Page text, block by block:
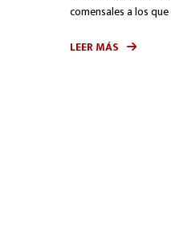
comensales a los que
LEER MÁS